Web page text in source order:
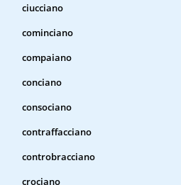
ciucciano
cominciano
compaiano
conciano
consociano
contraffacciano
controbracciano
crociano